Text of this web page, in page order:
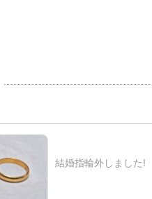
結婚指輪外しました!